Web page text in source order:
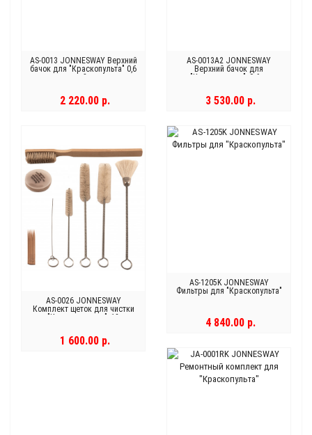
AS-0013 JONNESWAY Верхний
бачок для "Краскопульта" 0,6
л, нейлон
2 220.00 р.
AS-0013A2 JONNESWAY
Верхний бачок для
"Краскопульта", 0.6 л,
3 530.00 р.
AS-0026 JONNESWAY
Комплект щеток для чистки
"Краскопультов", 12
1 600.00 р.
AS-1205K JONNESWAY
Фильтры для "Краскопульта"
4 840.00 р.